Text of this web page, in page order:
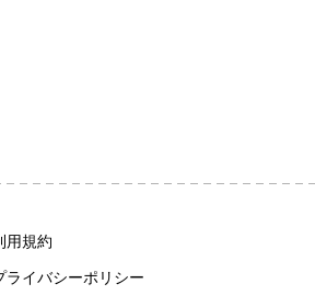
用規約
ライバシーポリシー